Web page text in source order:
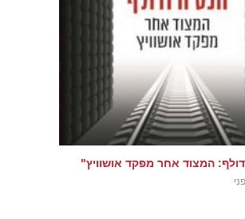
המצוד אחר מפקד אושוויץ"